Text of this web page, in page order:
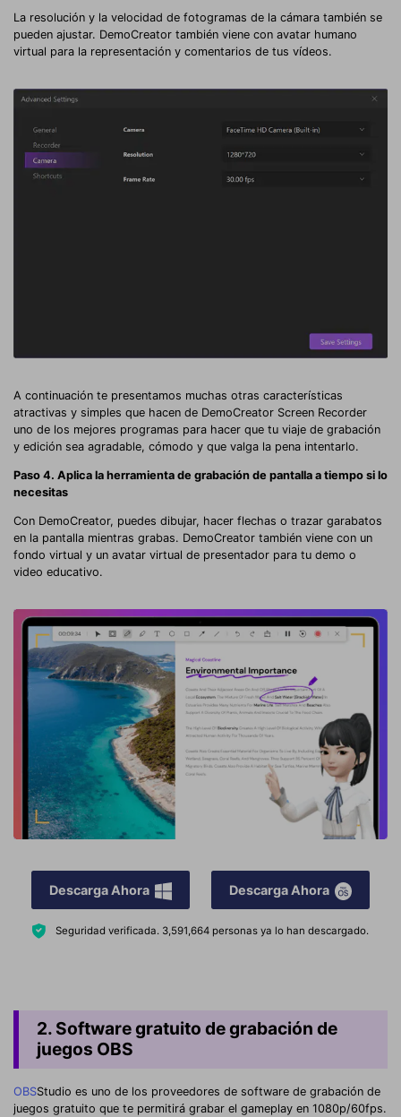
La resolución y la velocidad de fotogramas de la cámara también se
pueden ajustar. DemoCreator también viene con avatar humano
virtual para la representación y comentarios de tus vídeos.
A continuación te presentamos muchas otras características
atractivas y simples que hacen de DemoCreator Screen Recorder
uno de los mejores programas para hacer que tu viaje de grabación
y edición sea agradable, cómodo y que valga la pena intentarlo.
Paso 4. Aplica la herramienta de grabación de pantalla a tiempo si lo
necesitas
Con DemoCreator, puedes dibujar, hacer flechas o trazar garabatos
en la pantalla mientras grabas. DemoCreator también viene con un
fondo virtual y un avatar virtual de presentador para tu demo o
video educativo.
Descarga Ahora Descarga Ahora
Seguridad verificada. 3,591,664personas ya lo han descargado.
2. Software gratuito de grabación de
juegos OBS
OBSStudio es uno de los proveedores de software de grabación de
juegos gratuito que te permitirá grabar el gameplay en 1080p/60fps.